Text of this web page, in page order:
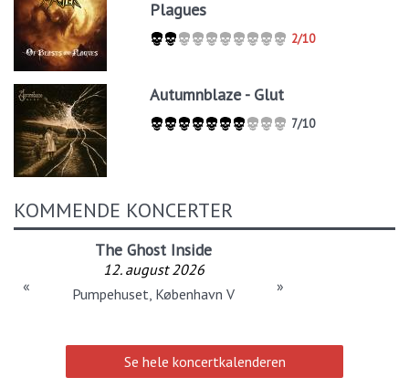
Plagues
2/10
Autumnblaze - Glut
7/10
KOMMENDE KONCERTER
The Ghost Inside
12. august 2026
Pumpehuset, København V
« »
Se hele koncertkalenderen